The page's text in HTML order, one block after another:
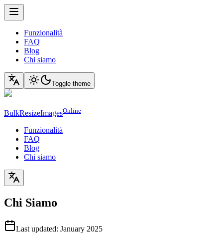
Funzionalità
FAQ
Blog
Chi siamo
Toggle theme
BulkResizeImagesOnline
Funzionalità
FAQ
Blog
Chi siamo
Chi Siamo
Last updated: January 2025